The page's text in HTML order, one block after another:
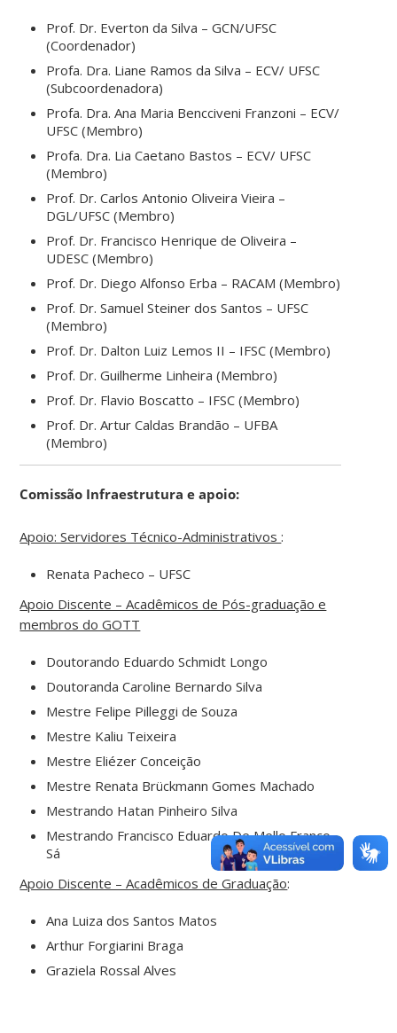
Prof. Dr. Everton da Silva – GCN/UFSC
(Coordenador)
Profa. Dra. Liane Ramos da Silva – ECV/ UFSC
(Subcoordenadora)
Profa. Dra. Ana Maria Bencciveni Franzoni – ECV/
UFSC (Membro)
Profa. Dra. Lia Caetano Bastos – ECV/ UFSC
(Membro)
Prof. Dr. Carlos Antonio Oliveira Vieira –
DGL/UFSC (Membro)
Prof. Dr. Francisco Henrique de Oliveira –
UDESC (Membro)
Prof. Dr. Diego Alfonso Erba – RACAM (Membro)
Prof. Dr. Samuel Steiner dos Santos – UFSC
(Membro)
Prof. Dr. Dalton Luiz Lemos II – IFSC (Membro)
Prof. Dr. Guilherme Linheira (Membro)
Prof. Dr. Flavio Boscatto – IFSC (Membro)
Prof. Dr. Artur Caldas Brandão – UFBA
(Membro)
Comissão Infraestrutura e apoio:
Apoio: Servidores Técnico-Administrativos:
Renata Pacheco – UFSC
Apoio Discente – Acadêmicos de Pós-graduação e
membros do GOTT
Doutorando Eduardo Schmidt Longo
Doutoranda Caroline Bernardo Silva
Mestre Felipe Pilleggi de Souza
Mestre Kaliu Teixeira
Mestre Eliézer Conceição
Mestre Renata Brückmann Gomes Machado
Mestrando Hatan Pinheiro Silva
Mestrando Francisco Eduardo De Mello Franco
Sá
Apoio Discente – Acadêmicos de Graduação:
Ana Luiza dos Santos Matos
Arthur Forgiarini Braga
Graziela Rossal Alves